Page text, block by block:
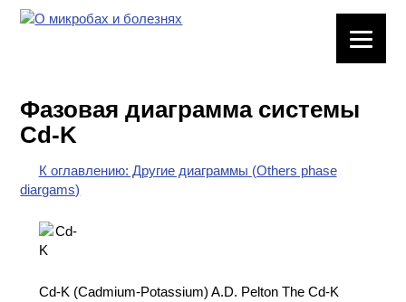
ХИМИЧЕСКАЯ
ПОСУДА
ВРЕДНЫЕ
ФАКТОРЫ
Фазовая диаграмма системы
Cd-K
К оглавлению: Другие диаграммы (Others phase
diargams)
Cd-K (Cadmium-Potassium) A.D. Pelton The Cd-K